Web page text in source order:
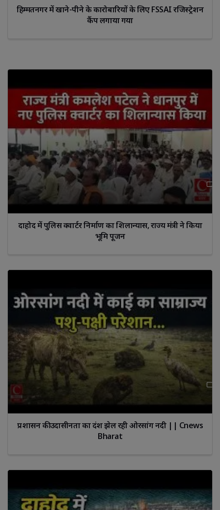
हिम्मतनगर में खाने-पीने के कारोबारियों के लिए FSSAI रजिस्ट्रेशन
कैंप लगाया गया
दाहोद में पुलिस क्वार्टर निर्माण का शिलान्यास, राज्य मंत्री ने किया
भूमि पूजन
प्रशासन की उदासीनता का दंश झेल रही ओरसांग नदी || Cnews
Bharat